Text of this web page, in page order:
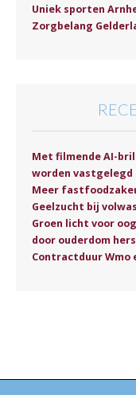
Uniek sporten
Zorgbelang
Met filmende AI-
worden vastgelegd
Meer
Geelzucht bij
Groen licht voor
door ouderdom
Contractduur Wmo